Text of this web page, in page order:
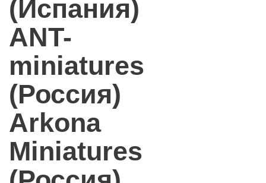
(Испания)
ANT-
miniatures
(Россия)
Arkona
Miniatures